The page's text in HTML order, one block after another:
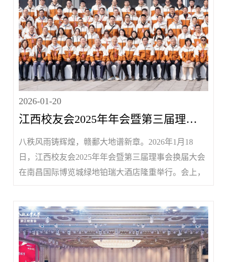
2026-01-20
江西校友会2025年年会暨第三届理事会换届大会圆满举行
八秩风雨铸辉煌，赣鄱大地谱新章。2026年1月18
日，江西校友会2025年年会暨第三届理事会换届大会
在南昌国际博览城绿地铂瑞大酒店隆重举行。会上，
和80周年校庆系列活动盛况。会议听取并审议通过了
第二届理事会工作报告和相...